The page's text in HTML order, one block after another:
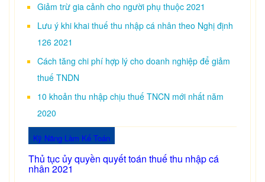
Giảm trừ gia cảnh cho người phụ thuộc 2021
Lưu ý khi khai thuế thu nhập cá nhân theo Nghị định
126 2021
Cách tăng chi phí hợp lý cho doanh nghiệp để giảm
thuế TNDN
10 khoản thu nhập chịu thuế TNCN mới nhất năm
2020
Kỹ Năng Làm Kế Toán
Thủ tục ủy quyền quyết toán thuế thu nhập cá
nhân 2021